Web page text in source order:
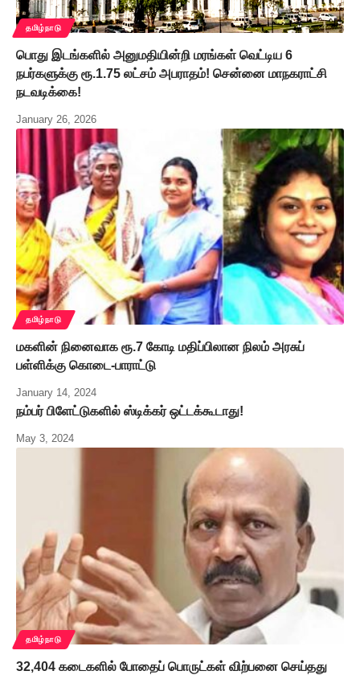
தமிழ்நாடு
பொது இடங்களில் அனுமதியின்றி மரங்கள் வெட்டிய 6
நபர்களுக்கு ரூ.1.75 லட்சம் அபராதம்! சென்னை மாநகராட்சி
நடவடிக்கை!
January 26, 2026
தமிழ்நாடு
மகளின் நினைவாக ரூ.7 கோடி மதிப்பிலான நிலம் அரசுப்
பள்ளிக்கு கொடை-பாராட்டு
January 14, 2024
நம்பர் பிளேட்டுகளில் ஸ்டிக்கர் ஒட்டக்கூடாது!
May 3, 2024
தமிழ்நாடு
32,404 கடைகளில் போதைப் பொருட்கள் விற்பனை செய்தது